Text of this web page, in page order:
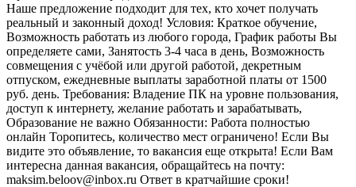
Наше предложение подходит для тех, кто хочет получать
реальный и законный доход! Условия: Краткое обучение,
Возможность работать из любого города, График работы Вы
определяете сами, Занятость 3-4 часа в день, Возможность
совмещения с учёбой или другой работой, декретным
отпуском, ежедневные выплаты заработной платы от 1500
руб. день. Требования: Владение ПК на уровне пользования,
доступ к интернету, желание работать и зарабатывать,
Образование не важно Обязанности: Работа полностью
онлайн Торопитесь, количество мест ограничено! Если Вы
видите это объявление, то вакансия еще открыта! Если Вам
интересна данная вакансия, обращайтесь на почту:
maksim.beloov@inbox.ru Ответ в кратчайшие сроки!